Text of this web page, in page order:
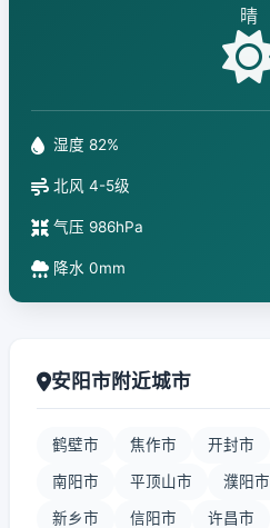
晴
湿度 82%
北风 4-5级
气压 986hPa
降水 0mm
安阳市附近城市
鹤壁市 焦作市 开封市
南阳市 平顶山市 濮阳市
新乡市 信阳市 许昌市